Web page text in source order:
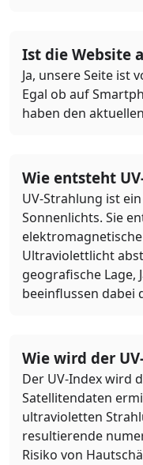
Ist die Website
Ja, unsere Seite ist
Egal ob auf
haben den
Wie entsteht
UV-Strahlung ist
Sonnenlichts. Sie
Ultraviolettlicht
geografische Lage,
beeinflussen dabei
Wie wird der
Der UV-Index wird
Satellitendaten
ultravioletten
resultierende
Risiko von